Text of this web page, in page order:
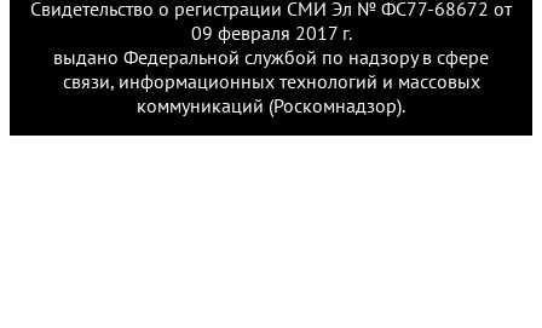
Свидетельство о регистрации СМИ Эл № ФС77-68672 от
09 февраля 2017 г.
выдано Федеральной службой по надзору в сфере
связи, информационных технологий и массовых
коммуникаций (Роскомнадзор).